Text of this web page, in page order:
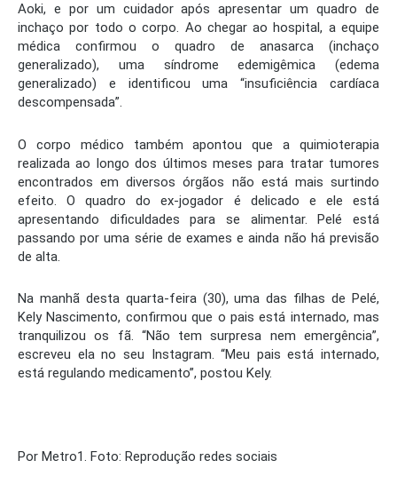
Aoki, e por um cuidador após apresentar um quadro de
inchaço por todo o corpo. Ao chegar ao hospital, a equipe
médica confirmou o quadro de anasarca (inchaço
generalizado), uma síndrome edemigêmica (edema
generalizado) e identificou uma “insuficiência cardíaca
descompensada”.
O corpo médico também apontou que a quimioterapia
realizada ao longo dos últimos meses para tratar tumores
encontrados em diversos órgãos não está mais surtindo
efeito. O quadro do ex-jogador é delicado e ele está
apresentando dificuldades para se alimentar. Pelé está
passando por uma série de exames e ainda não há previsão
de alta.
Na manhã desta quarta-feira (30), uma das filhas de Pelé,
Kely Nascimento, confirmou que o pais está internado, mas
tranquilizou os fã. “Não tem surpresa nem emergência”,
escreveu ela no seu Instagram. “Meu pais está internado,
está regulando medicamento”, postou Kely.
Por Metro1. Foto: Reprodução redes sociais